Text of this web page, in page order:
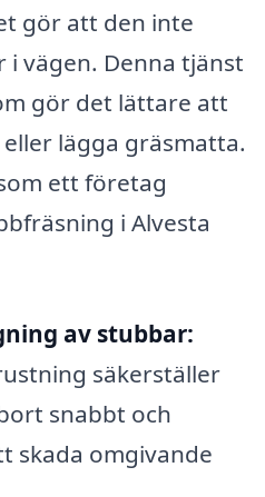
gör att den inte
i vägen. Denna tjänst
gör det lättare att
lägga gräsmatta.
ett företag
i Alvesta
av stubbar:
säkerställer
snabbt och
skada omgivande